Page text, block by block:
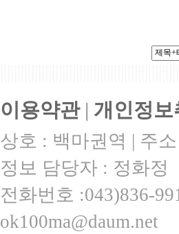
이용약관| 개인정보
상호 : 백마권역 | 주
정보 담당자 : 정화정
전화번호 :043)836-
ok100ma@daum.net